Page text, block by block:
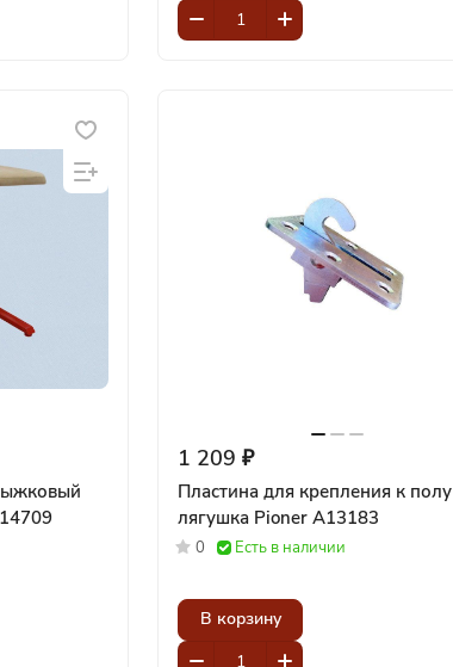
A14709
1 209 ₽
Пластина для крепления к полу
лягушка Pioner A13183
0 Есть в наличии
В корзину